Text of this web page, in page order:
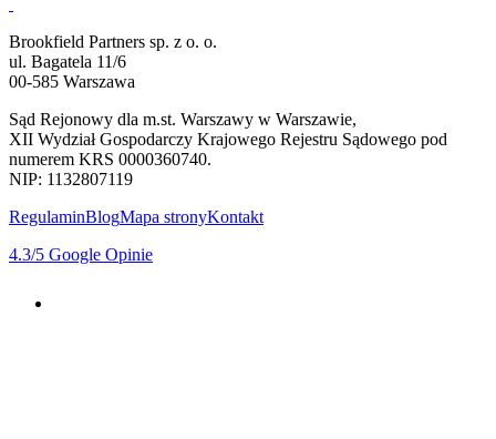
Brookfield Partners sp. z o. o.
ul. Bagatela 11/6
00-585 Warszawa
Sąd Rejonowy dla m.st. Warszawy w Warszawie,
XII Wydział Gospodarczy Krajowego Rejestru Sądowego pod
numerem KRS 0000360740.
NIP: 1132807119
RegulaminBlogMapa stronyKontakt
4.3/5 Google Opinie